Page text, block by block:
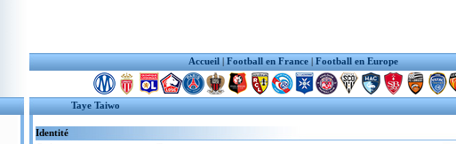
Accueil | Football en France | Football en Europe
Taye Taiwo
Identité